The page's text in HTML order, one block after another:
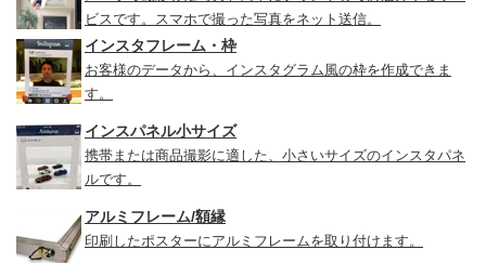
ビスです。スマホで撮った写真をネット送信。
インスタフレーム・枠
お客様のデータから、インスタグラム風の枠を作成できま
す。
インスパネル小サイズ
携帯または商品撮影に適した、小さいサイズのインスタパネ
ルです。
アルミフレーム/額縁
印刷したポスターにアルミフレームを取り付けます。